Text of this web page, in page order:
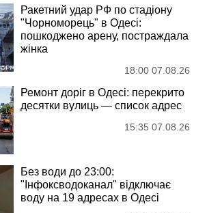
Ракетний удар РФ по стадіону
"Чорноморець" в Одесі:
пошкоджено арену, постраждала
жінка
18:00 07.08.26
Ремонт доріг в Одесі: перекрито
десятки вулиць — список адрес
15:35 07.08.26
Без води до 23:00:
"Інфоксводоканал" відключає
воду на 19 адресах в Одесі